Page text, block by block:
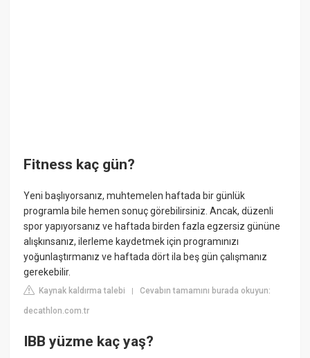
Fitness kaç gün?
Yeni başlıyorsanız, muhtemelen haftada bir günlük
programla bile hemen sonuç görebilirsiniz. Ancak, düzenli
spor yapıyorsanız ve haftada birden fazla egzersiz gününe
alışkınsanız, ilerleme kaydetmek için programınızı
yoğunlaştırmanız ve haftada dört ila beş gün çalışmanız
gerekebilir.
Kaynak kaldırma talebi |Cevabın tamamını burada okuyun:
decathlon.com.tr
IBB yüzme kaç yaş?